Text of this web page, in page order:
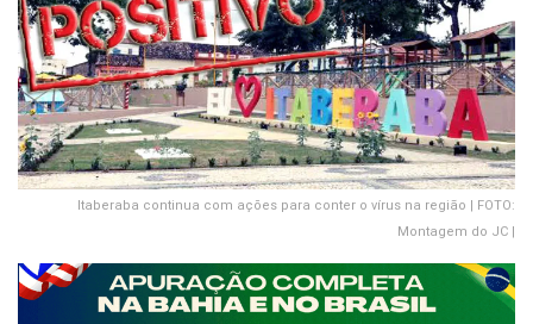
Itaberaba continua com ações para conter o vírus na região | FOTO:
Montagem do JC |